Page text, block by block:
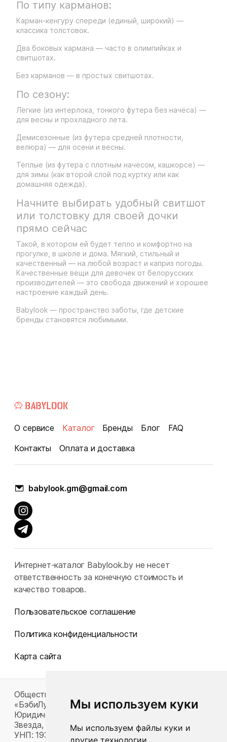
Мы используем куки
Мы используем файлы куки и
другие технологии
По типу карманов:
Карман-кенгуру спереди (единый, широкий) —
классика толстовок.
Два боковых кармана — часто в олимпийках и
свитшотах.
Без карманов — в простых свитшотах.
По сезону:
Лёгкие (из интерлока, тонкого футера без начёса) —
для весны и прохладного лета.
Демисезонные (из футера средней плотности,
велюра) — для осени и весны.
Тёплые (из футера с плотным начёсом, кашкорсе) —
для зимы (как второй слой под куртку или как
домашняя одежда).
Начните выбирать удобный свитшот
или толстовку для своей дочки
прямо сейчас
Такой, в котором ей будет тепло и комфортно на
прогулке, в школе и дома. Мягкий, стильный и
качественный — на любой возраст и каприз погоды.
Качественные вещи для девочек от белорусских
производителей — это свобода движений и хорошее
настроение каждый день.
Babylook — пространство заботы, где детские
бренды становятся любимыми.
О сервисе Каталог Бренды Блог
FAQ
Контакты
Оплата и доставка
babylook.gm@gmail.com
Интернет-каталог Babylook.by не несет
ответственность за конечную стоимость и
качество товаров.
Пользовательское соглашение
Политика конфиденциальности
Карта сайта
Общество с ограниченной ответственностью
«БэбиЛук»
Юридический адрес: 220117, г. Минск, пр-т Газеты
Звезда, д. 16, пом. 52
УНП: 193815124